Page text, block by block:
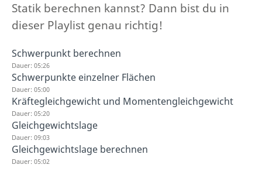
Statik berechnen kannst? Dann bist du in
dieser Playlist genau richtig!
Schwerpunkt berechnen
Dauer: 05:26
Schwerpunkte einzelner Flächen
Dauer: 05:00
Kräftegleichgewicht und Momentengleichgewicht
Dauer: 05:20
Gleichgewichtslage
Dauer: 09:03
Gleichgewichtslage berechnen
Dauer: 05:02